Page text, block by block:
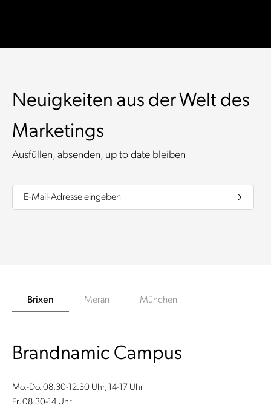
Neuigkeiten aus der Welt des
Marketings
Ausfüllen, absenden, up to date bleiben
E-Mail-Adresse eingeben
Brixen Meran München
Brandnamic Campus
Mo.-Do. 08.30-12.30 Uhr, 14-17 Uhr
Fr. 08.30-14 Uhr